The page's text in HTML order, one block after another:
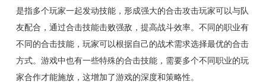
是指多个玩家一起发动技能，形成强大的合击攻击玩家可以与队
友配合，通过合击技能击败强敌，提高战斗效率。不同的职业有
不同的合击技能，玩家可以根据自己的战术需求选择最优的合击
方式。游戏中也有一些特殊的合击技能，需要多个不同职业的玩
家合作才能施放，这增加了游戏的深度和策略性。